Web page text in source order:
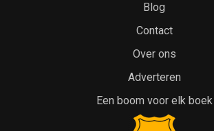
Blog
Contact
Over ons
Adverteren
Een boom voor elk boek